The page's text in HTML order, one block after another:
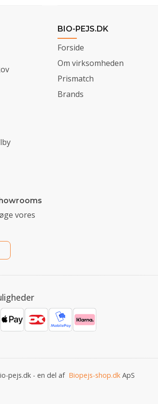
vores
BIO-PEJS.DK
Forside
Om virksomheden
Prismatch
Brands
pejs.dk - en del af Biopejs-shop.dkApS